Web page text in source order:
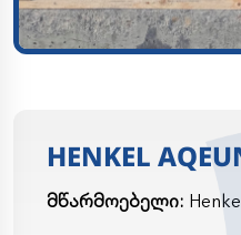
HENKEL
მწარმოებელი: